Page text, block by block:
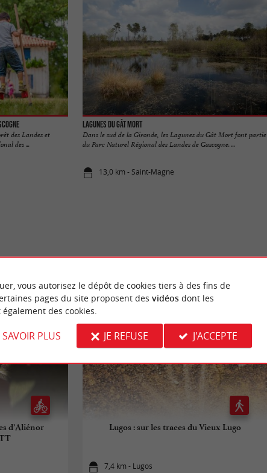
des Landes et
des ...
Lagunes du Gât Mort
Dans le sud de la Gironde, les Lagunes du Gât Mort font partie
du Parc Naturel Régional des Landes de Gascogne. ...
13,0 km - Saint-Magne
AIMEREZAUSSI
d’Aliénor
Lugos : sur les traces du Vieux Lugo
7,4 km - Lugos
vous autorisez le dépôt de cookies tiers à des fins de
pages du site proposent des vidéosdont les
des cookies.
PLUS JE REFUSE J'ACCEPTE